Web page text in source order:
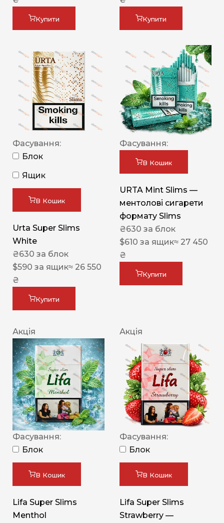
Купити Купити
Фасування:
Блок
Ящик
В Кошик
Urta Super Slims
White
₴630 за блок
$590 за ящик≈ 26 550
₴
Купити
Фасування:
В Кошик
URTA Mint Slims —
ментолові сигарети
формату Slims
₴630 за блок
$610 за ящик≈ 27 450
₴
Купити
Акція
Фасування:
Блок
В Кошик
Lifa Super Slims
Menthol
Акція
Фасування:
Блок
В Кошик
Lifa Super Slims
Strawberry —